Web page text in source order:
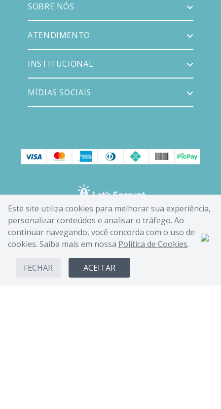
Este site utiliza cookies para melhorar sua experiência,
personalizar conteúdos e analisar o tráfego. Ao
continuar navegando, você concorda com o uso de
cookies. Saiba mais em nossa Política de Cookies.
FECHAR ACEITAR
SOBRE NÓS
ATENDIMENTO
INSTITUCIONAL
MÍDIAS SOCIAIS